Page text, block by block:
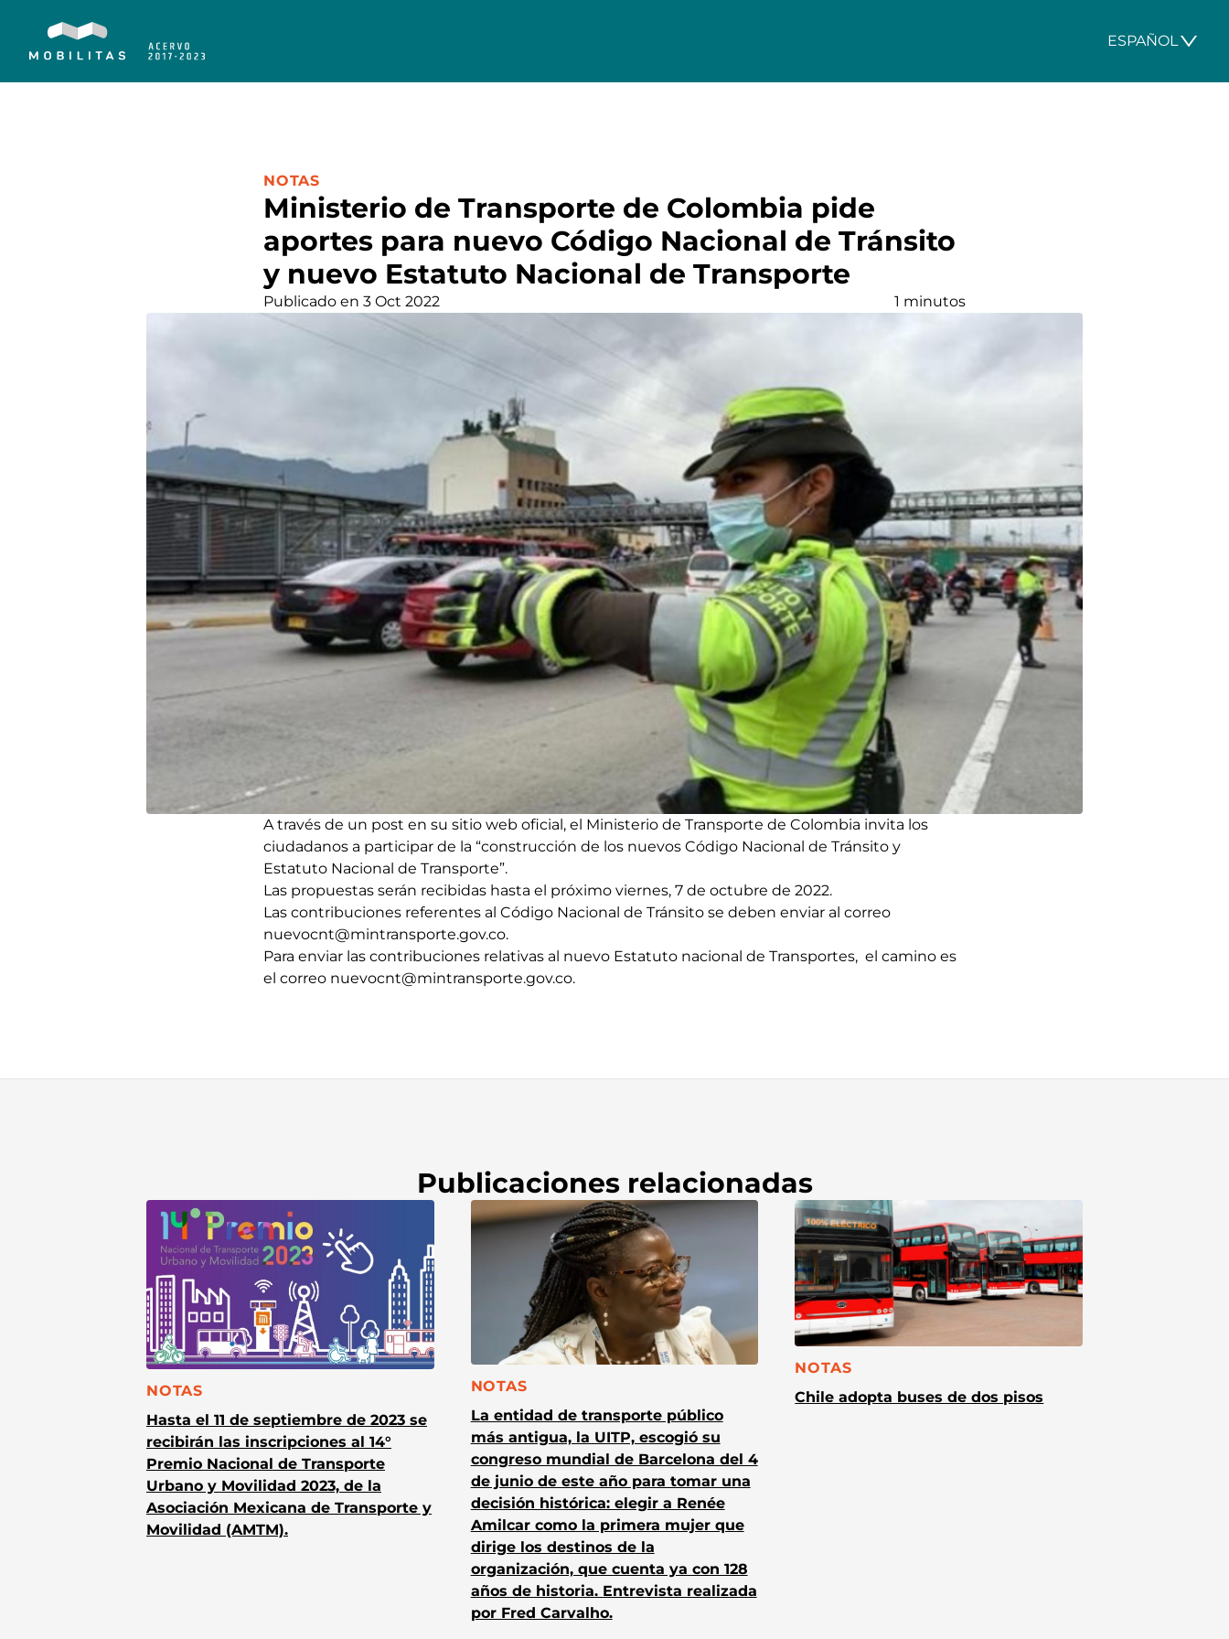
ESPAÑOL
Ministerio de Transporte de Colombia pide
aportes para nuevo Código Nacional de Tránsito
y nuevo Estatuto Nacional de Transporte
CATEGORÍA:
NOTAS
Publicado en 3 Oct 2022 1 minutos
A través de un post en su sitio web oficial, el Ministerio de Transporte de Colombia invita los
ciudadanos a participar de la “construcción de los nuevos Código Nacional de Tránsito y
Estatuto Nacional de Transporte”.
Las propuestas serán recibidas hasta el próximo viernes, 7 de octubre de 2022.
Las contribuciones referentes al Código Nacional de Tránsito se deben enviar al correo
nuevocnt@mintransporte.gov.co.
Para enviar las contribuciones relativas al nuevo Estatuto nacional de Transportes, el camino es
el correo nuevocnt@mintransporte.gov.co.
Publicaciones relacionadas
CATEGORÍA:
NOTAS
Hasta el 11 de septiembre de 2023 se
recibirán las inscripciones al 14°
Premio Nacional de Transporte
Urbano y Movilidad 2023, de la
Asociación Mexicana de Transporte y
Movilidad (AMTM).
CATEGORÍA:
NOTAS
La entidad de transporte público
más antigua, la UITP, escogió su
congreso mundial de Barcelona del 4
de junio de este año para tomar una
decisión histórica: elegir a Renée
Amilcar como la primera mujer que
dirige los destinos de la
organización, que cuenta ya con 128
años de historia. Entrevista realizada
por Fred Carvalho.
CATEGORÍA:
NOTAS
Chile adopta buses de dos pisos